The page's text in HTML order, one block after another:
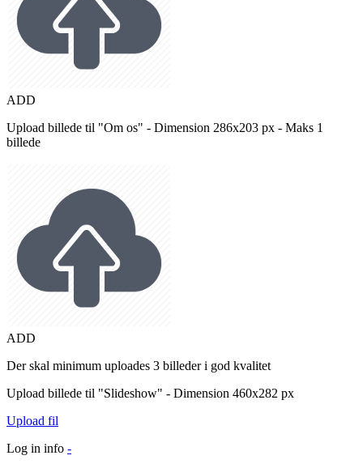
ADD
Upload billede til "Om os" - Dimension 286x203 px - Maks 1
billede
ADD
Der skal minimum uploades 3 billeder i god kvalitet
Upload billede til "Slideshow" - Dimension 460x282 px
Upload fil
Log in info -